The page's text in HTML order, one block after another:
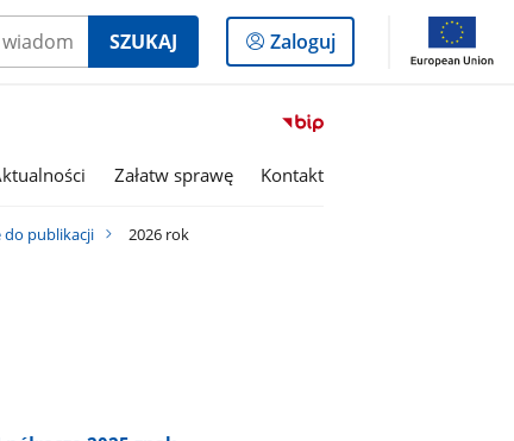
SZUKAJ
Logowanie
do
Zaloguj
Przejdź
serwisu
Załatw sprawę Kontakt
do publikacji 2026 rok